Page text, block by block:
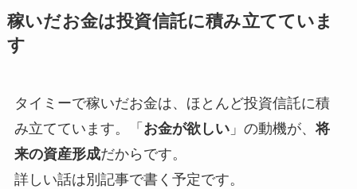
稼いだお金は投資信託に積み立てていま
す
タイミーで稼いだお金は、ほとんど投資信託に積
み立てています。「 お金が欲しい」の動機が、 将
来の資産形成だからです。
詳しい話は別記事で書く予定です。